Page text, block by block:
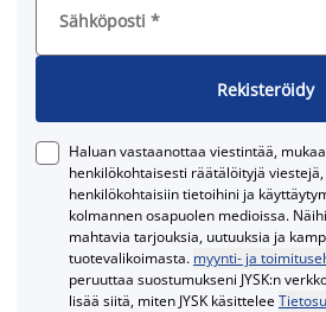
Sähköposti *
Rekisteröidy
Haluan vastaanottaa viestintää,
henkilökohtaisesti räätälöityjä
henkilökohtaisiin tietoihini ja
kolmannen osapuolen medioissa.
mahtavia tarjouksia, uutuuksia ja
tuotevalikoimasta. myynti- ja
peruuttaa suostumukseni JYSK:n
lisää siitä, miten JYSK käsittelee